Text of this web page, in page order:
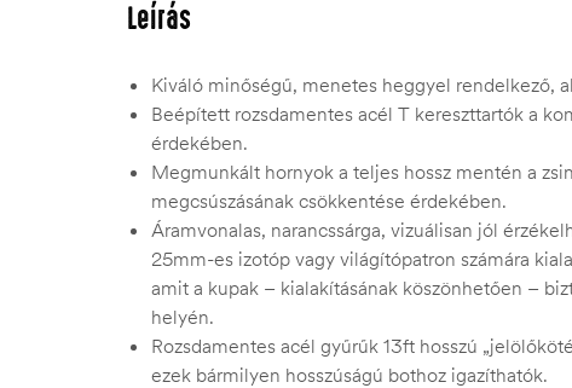
Leírás
Kiváló minőségű, menetes heggyel rendelkező,
Beépített rozsdamentes acél T kereszttartók a
érdekében.
Megmunkált hornyok a teljes hossz mentén a
megcsúszásának csökkentése érdekében.
Áramvonalas, narancssárga, vizuálisan jól
25mm-es izotóp vagy világítópatron számára
amit a kupak – kialakításának köszönhetően –
helyén.
Rozsdamentes acél gyűrűk 13ft hosszú
ezek bármilyen hosszúságú bothoz igazíthatók.